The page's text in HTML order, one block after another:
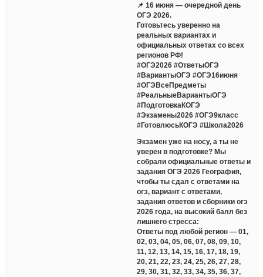
📌 16 июня — очередной день
ОГЭ 2026.
Готовьтесь уверенно на
реальных вариантах и
официальных ответах со всех
регионов РФ!
#ОГЭ2026 #ОтветыОГЭ
#ВариантыОГЭ #ОГЭ16июня
#ОГЭВсеПредметы
#РеальныеВариантыОГЭ
#ПодготовкаКОГЭ
#Экзамены2026 #ОГЭ9класс
#ГотовлюсьКОГЭ #Школа2026
Экзамен уже на носу, а ты не
уверен в подготовке? Мы
собрали официальные ответы и
задания ОГЭ 2026 География,
чтобы ты сдал с ответами на
огэ, вариант с ответами,
задания ответов и сборники огэ
2026 года, на высокий балл без
лишнего стресса:
Ответы под любой регион — 01,
02, 03, 04, 05, 06, 07, 08, 09, 10,
11, 12, 13, 14, 15, 16, 17, 18, 19,
20, 21, 22, 23, 24, 25, 26, 27, 28,
29, 30, 31, 32, 33, 34, 35, 36, 37,